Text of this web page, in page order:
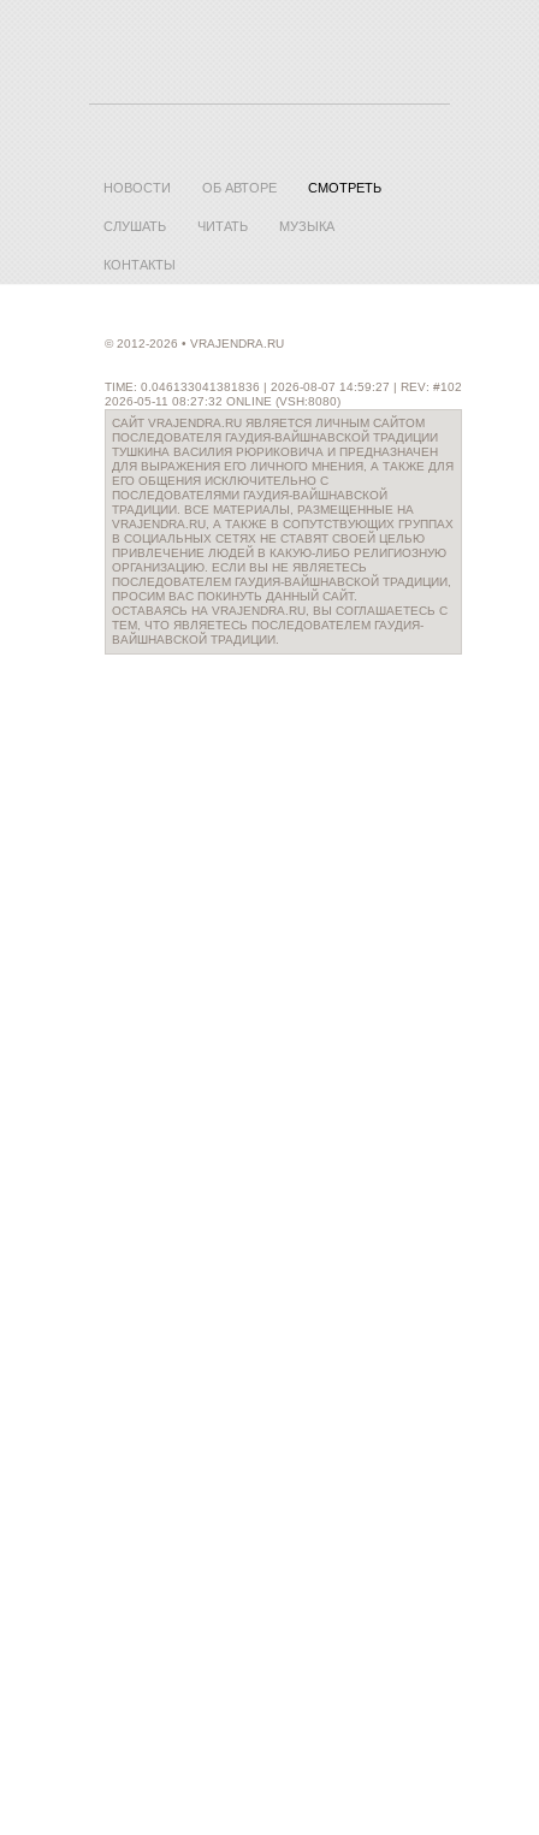
НОВОСТИ ОБ АВТОРЕ СМОТРЕТЬ
СЛУШАТЬ ЧИТАТЬ МУЗЫКА
КОНТАКТЫ
© 2012-2026 • VRAJENDRA.RU
TIME: 0.046133041381836 | 2026-08-07 14:59:27 | REV: #102
2026-05-11 08:27:32 ONLINE (VSH:8080)
САЙТ VRAJENDRA.RU ЯВЛЯЕТСЯ ЛИЧНЫМ САЙТОМ
ПОСЛЕДОВАТЕЛЯ ГАУДИЯ-ВАЙШНАВСКОЙ ТРАДИЦИИ
ТУШКИНА ВАСИЛИЯ РЮРИКОВИЧА И ПРЕДНАЗНАЧЕН
ДЛЯ ВЫРАЖЕНИЯ ЕГО ЛИЧНОГО МНЕНИЯ, А ТАКЖЕ ДЛЯ
ЕГО ОБЩЕНИЯ ИСКЛЮЧИТЕЛЬНО С
ПОСЛЕДОВАТЕЛЯМИ ГАУДИЯ-ВАЙШНАВСКОЙ
ТРАДИЦИИ. ВСЕ МАТЕРИАЛЫ, РАЗМЕЩЕННЫЕ НА
VRAJENDRA.RU, А ТАКЖЕ В СОПУТСТВУЮЩИХ ГРУППАХ
В СОЦИАЛЬНЫХ СЕТЯХ НЕ СТАВЯТ СВОЕЙ ЦЕЛЬЮ
ПРИВЛЕЧЕНИЕ ЛЮДЕЙ В КАКУЮ-ЛИБО РЕЛИГИОЗНУЮ
ОРГАНИЗАЦИЮ. ЕСЛИ ВЫ НЕ ЯВЛЯЕТЕСЬ
ПОСЛЕДОВАТЕЛЕМ ГАУДИЯ-ВАЙШНАВСКОЙ ТРАДИЦИИ,
ПРОСИМ ВАС ПОКИНУТЬ ДАННЫЙ САЙТ.
ОСТАВАЯСЬ НА VRAJENDRA.RU, ВЫ СОГЛАШАЕТЕСЬ С
ТЕМ, ЧТО ЯВЛЯЕТЕСЬ ПОСЛЕДОВАТЕЛЕМ ГАУДИЯ-
ВАЙШНАВСКОЙ ТРАДИЦИИ.